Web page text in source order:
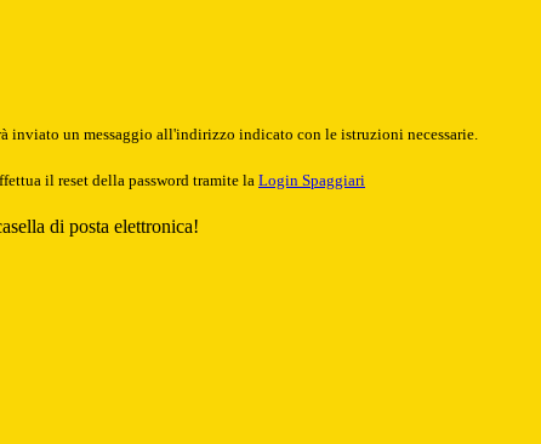
inviato un messaggio all'indirizzo indicato con le istruzioni necessarie.
il reset della password tramite la Login Spaggiari
di posta elettronica!